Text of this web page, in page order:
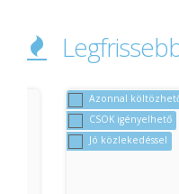
Azonnal költözhető
CSOK igényelhető
Jó közlekedéssel